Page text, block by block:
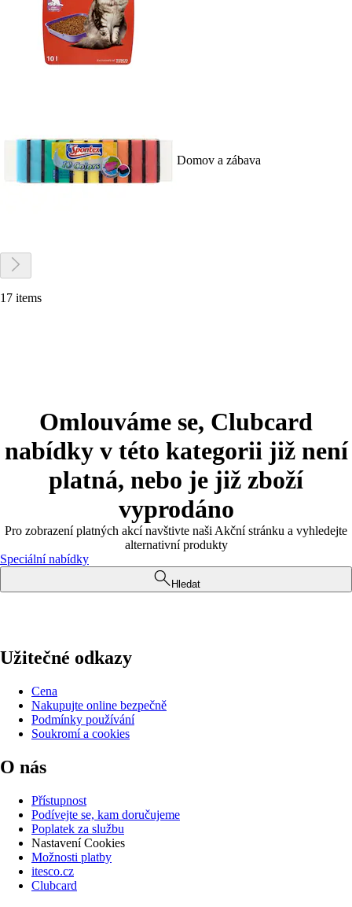
Domov a zábava
17 items
Omlouváme se, Clubcard
nabídky v této kategorii již není
platná, nebo je již zboží
vyprodáno
Pro zobrazení platných akcí navštivte naši Akční stránku a vyhledejte
alternativní produkty
Speciální nabídky
Hledat
Užitečné odkazy
Cena
Nakupujte online bezpečně
Podmínky používání
Soukromí a cookies
O nás
Přístupnost
Podívejte se, kam doručujeme
Poplatek za službu
Nastavení Cookies
Možnosti platby
itesco.cz
Clubcard